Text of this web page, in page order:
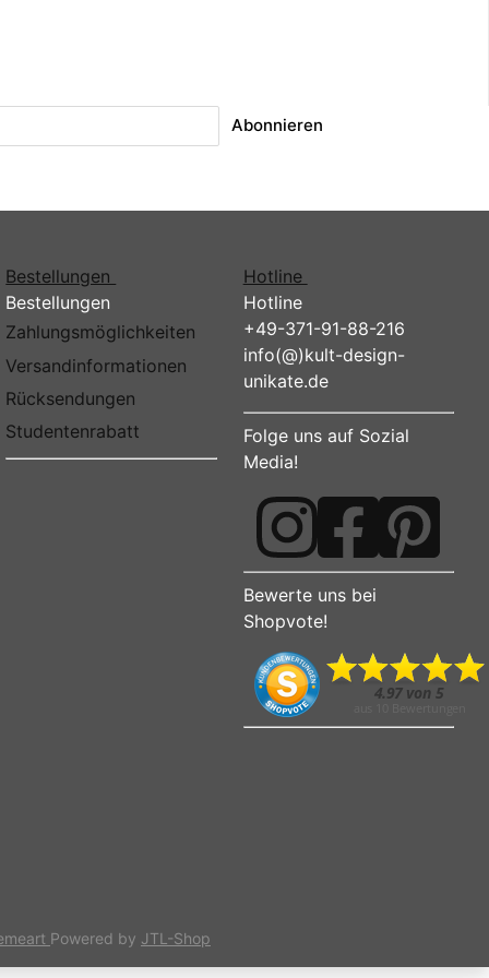
Abonnieren
Bestellungen
Bestellungen
Zahlungsmöglichkeiten
Versandinformationen
Rücksendungen
Studentenrabatt
Hotline
Hotline
+49-371-91-88-216
info(@)kult-design-
unikate.de
Folge uns auf Sozial
Media!
Bewerte uns bei
Shopvote!
Powered by JTL-Shop